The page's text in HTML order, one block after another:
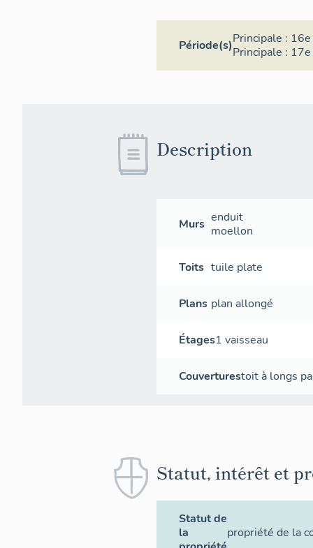
Période(s)Principale :
Principale :
Description
Murs enduit
moellon
Toits tuile plate
Plans plan allongé
Étages1 vaisseau
Couverturestoit à longs
Statut, intérêt et
Statut de
la
propriété de la